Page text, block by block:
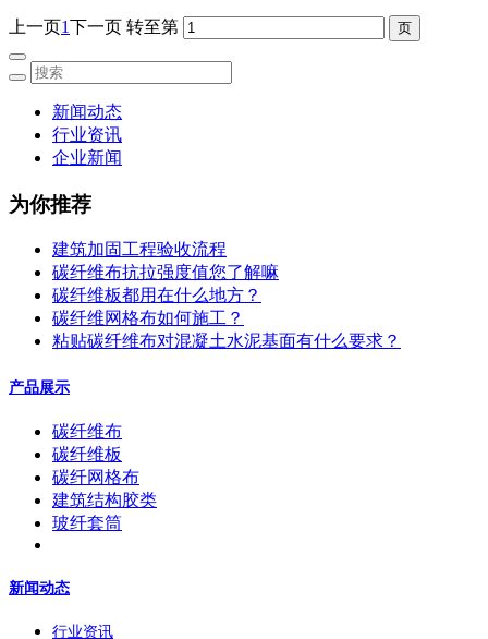
上一页1下一页 转至第
新闻动态
行业资讯
企业新闻
为你推荐
建筑加固工程验收流程
碳纤维布抗拉强度值您了解嘛
碳纤维板都用在什么地方？
碳纤维网格布如何施工？
粘贴碳纤维布对混凝土水泥基面有什么要求？
产品展示
碳纤维布
碳纤维板
碳纤网格布
建筑结构胶类
玻纤套筒
新闻动态
行业资讯